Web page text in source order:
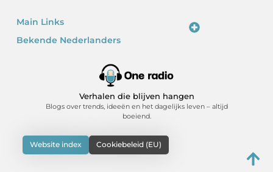
Main Links
Bekende Nederlanders
Verhalen die blijven hangen
Blogs over trends, ideeën en het dagelijks leven – altijd
boeiend.
Website index Cookiebeleid (EU)